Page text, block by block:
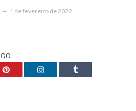
1 de fevereiro de 2022
Pinterest LinkedIn Tumblr